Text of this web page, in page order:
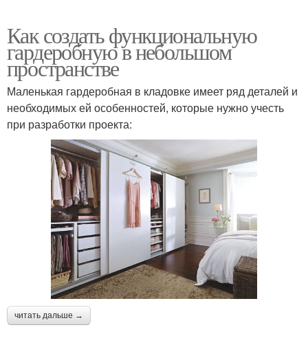
Как создать функциональную
гардеробную в небольшом
пространстве
Маленькая гардеробная в кладовке имеет ряд деталей и
необходимых ей особенностей, которые нужно учесть
при разработки проекта:
читать дальше →